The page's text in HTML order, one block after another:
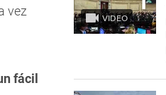
vez
fácil
VIDEO